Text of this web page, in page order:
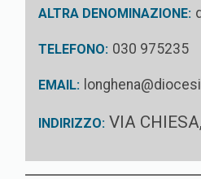
ALTRA DENOMINAZIONE:
TELEFONO: 030 975235
EMAIL:
INDIRIZZO: VIA